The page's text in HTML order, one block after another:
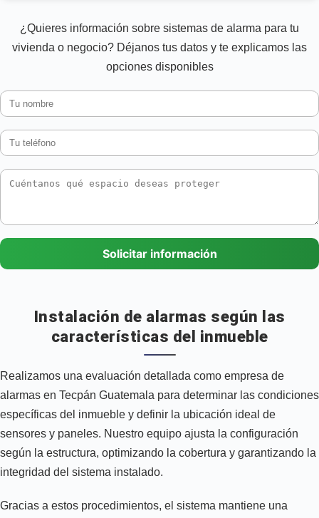
¿Quieres información sobre sistemas de alarma para tu
vivienda o negocio? Déjanos tus datos y te explicamos las
opciones disponibles
Solicitar información
Instalación de alarmas según las
características del inmueble
Realizamos una evaluación detallada como empresa de
alarmas en Tecpán Guatemala para determinar las condiciones
específicas del inmueble y definir la ubicación ideal de
sensores y paneles. Nuestro equipo ajusta la configuración
según la estructura, optimizando la cobertura y garantizando la
integridad del sistema instalado.
Gracias a estos procedimientos, el sistema mantiene una